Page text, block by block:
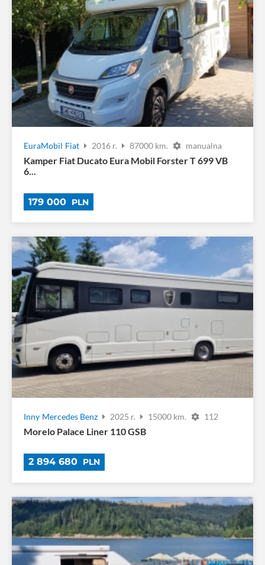
EuraMobil Fiat 2016 r. 87000 km. manualna
Kamper Fiat Ducato Eura Mobil Forster T 699 VB
6...
179 000 PLN
Inny Mercedes Benz 2025 r. 15000 km. 112
Morelo Palace Liner 110 GSB
2 894 680 PLN